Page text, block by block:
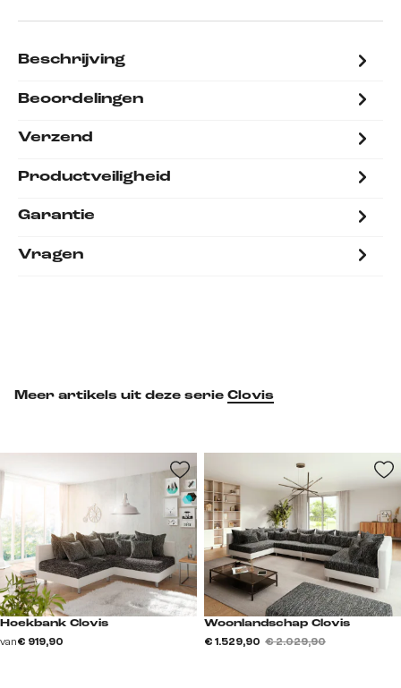
Beschrijving
Beoordelingen
Verzend
Productveiligheid
Garantie
Vragen
Meer artikels uit deze serie Clovis
Hoekbank Clovis
van€ 919,90
Woonlandschap Clovis
€ 1.529,90 € 2.029,90